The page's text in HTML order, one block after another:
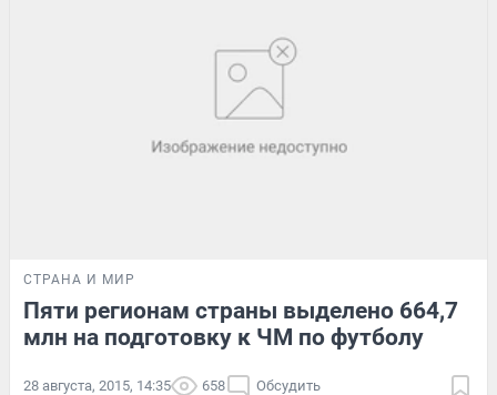
СТРАНА И МИР
Пяти регионам страны выделено 664,7
млн на подготовку к ЧМ по футболу
28 августа, 2015, 14:35 658 Обсудить